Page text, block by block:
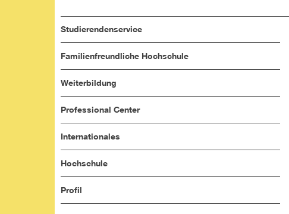
Studierendenservice
Familienfreundliche Hochschule
Weiterbildung
Professional Center
Internationales
Hochschule
Profil